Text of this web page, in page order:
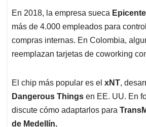
En 2018, la empresa sueca
más de 4.000 empleados para
compras internas. En Colombia,
reemplazan tarjetas de coworking
El chip más popular es el xNT,
Dangerous Things en EE. UU. En
discute cómo adaptarlos para
de Medellín.